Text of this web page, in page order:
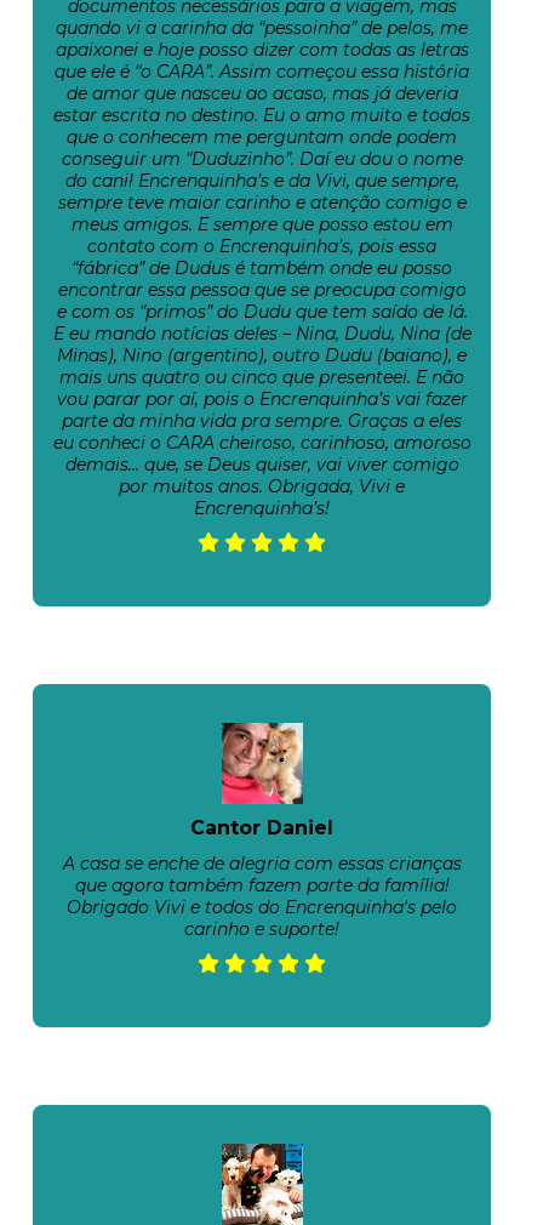
documentos necessários para a viagem, mas
quando vi a carinha da “pessoinha” de pelos, me
apaixonei e hoje posso dizer com todas as letras
que ele é “o CARA”. Assim começou essa história
de amor que nasceu ao acaso, mas já deveria
estar escrita no destino. Eu o amo muito e todos
que o conhecem me perguntam onde podem
conseguir um “Duduzinho”. Daí eu dou o nome
do canil Encrenquinha’s e da Vivi, que sempre,
sempre teve maior carinho e atenção comigo e
meus amigos. E sempre que posso estou em
contato com o Encrenquinha’s, pois essa
“fábrica” de Dudus é também onde eu posso
encontrar essa pessoa que se preocupa comigo
e com os “primos” do Dudu que tem saído de lá.
E eu mando notícias deles – Nina, Dudu, Nina (de
Minas), Nino (argentino), outro Dudu (baiano), e
mais uns quatro ou cinco que presenteei. E não
vou parar por aí, pois o Encrenquinha’s vai fazer
parte da minha vida pra sempre. Graças a eles
eu conheci o CARA cheiroso, carinhoso, amoroso
demais… que, se Deus quiser, vai viver comigo
por muitos anos. Obrigada, Vivi e
Encrenquinha’s!
Cantor Daniel
A casa se enche de alegria com essas crianças
que agora também fazem parte da família!
Obrigado Vivi e todos do Encrenquinha's pelo
carinho e suporte!